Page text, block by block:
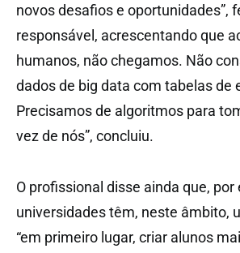
novos desafios e oportunidades”,
responsável, acrescentando que
humanos, não chegamos. Não
dados de big data com tabelas de
Precisamos de algoritmos para
vez de nós”, concluiu.
O profissional disse ainda que,
universidades têm, neste âmbito,
“em primeiro lugar, criar alunos